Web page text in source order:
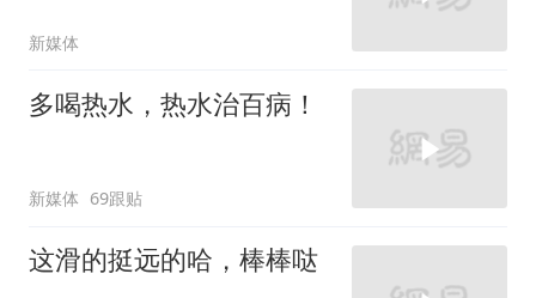
新媒体
多喝热水，热水治百病！
新媒体 69跟贴
这滑的挺远的哈，棒棒哒